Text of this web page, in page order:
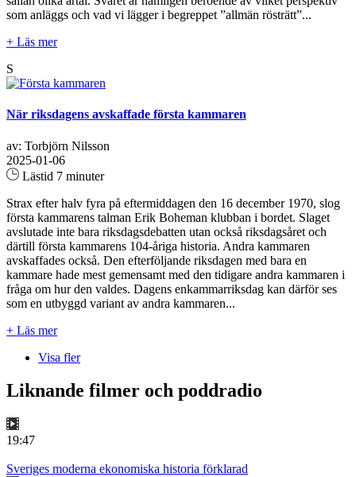
som anläggs och vad vi lägger i begreppet ”allmän rösträtt”...
+ Läs mer
S
När riksdagens avskaffade första kammaren
av: Torbjörn Nilsson
2025-01-06
Lästid 7 minuter
Strax efter halv fyra på eftermiddagen den 16 december 1970, slog
första kammarens talman Erik Boheman klubban i bordet. Slaget
avslutade inte bara riksdagsdebatten utan också riksdagsåret och
därtill första kammarens 104-åriga historia. Andra kammaren
avskaffades också. Den efterföljande riksdagen med bara en
kammare hade mest gemensamt med den tidigare andra kammaren i
fråga om hur den valdes. Dagens enkammarriksdag kan därför ses
som en utbyggd variant av andra kammaren...
+ Läs mer
Visa fler
Liknande filmer och poddradio
19:47
Sveriges moderna ekonomiska historia förklarad